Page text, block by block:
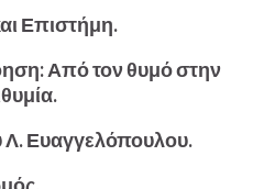
Επιστήμη.
Από τον θυμό στην
Ευαγγελόπουλου.